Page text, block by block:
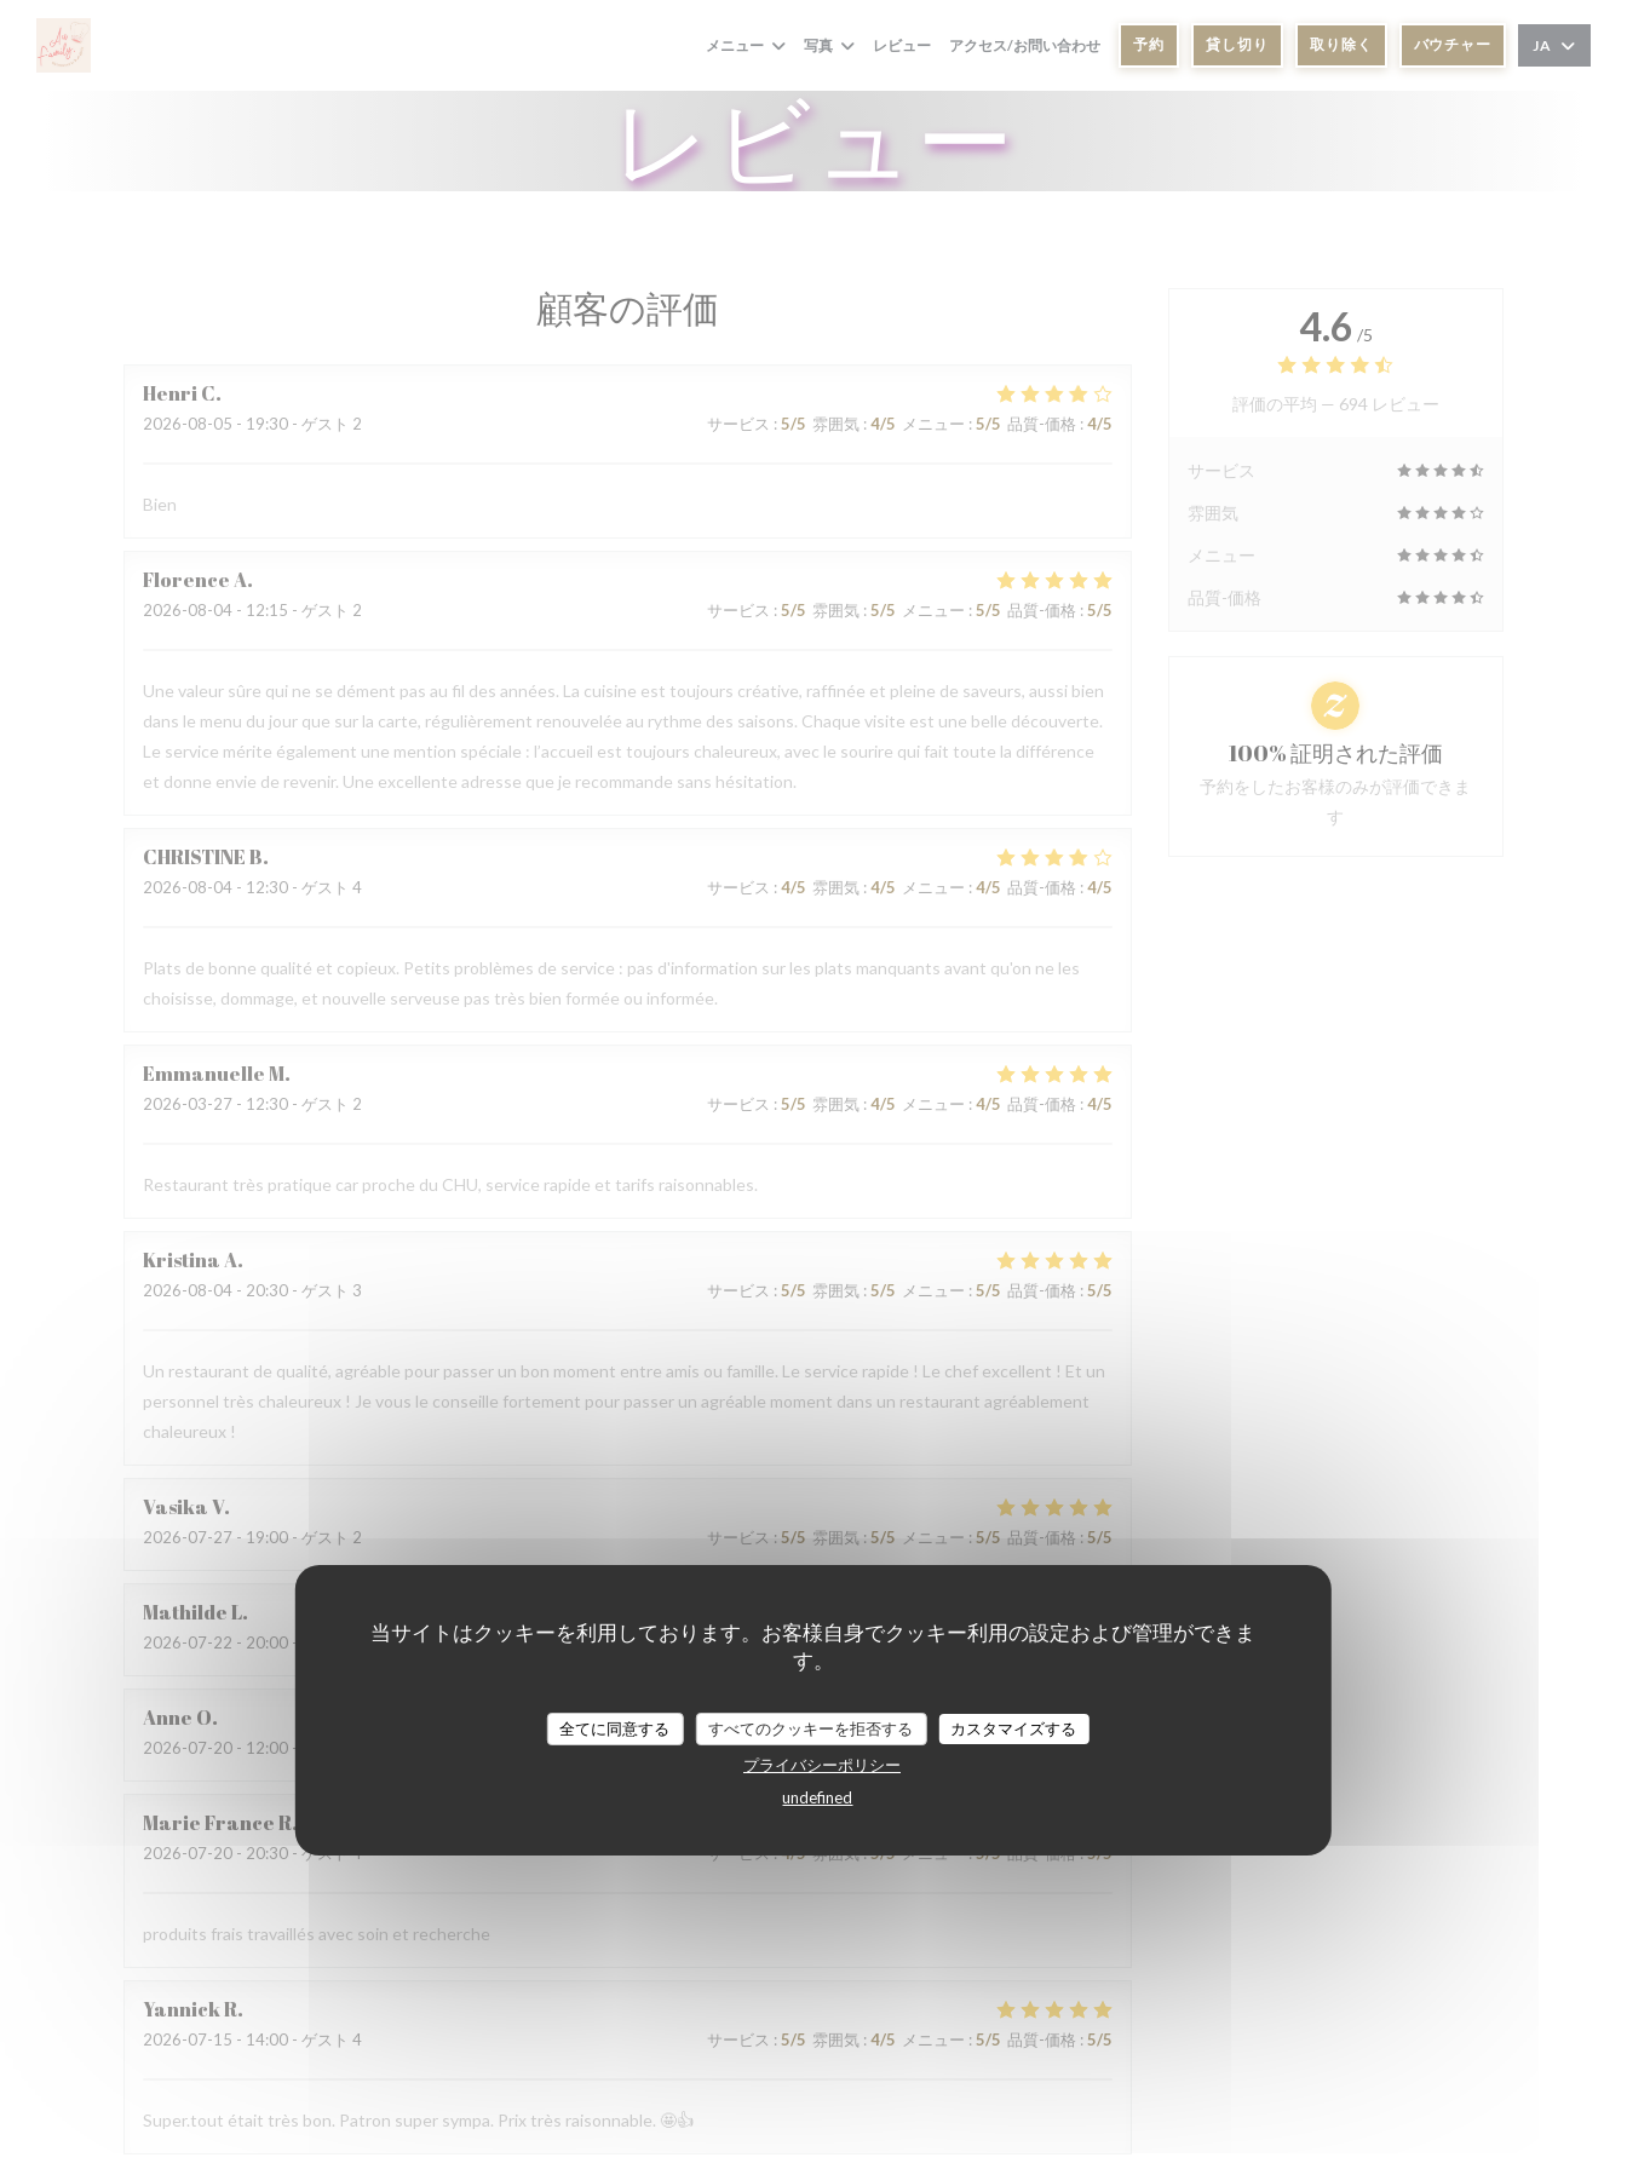
クッキー利用の管理について
当サイトはクッキーを利用しております。お客様自身でクッキー利用の設定および管理ができま
す。
全てに同意する すべてのクッキーを拒否する
カスタマイズする
プライバシーポリシー
undefined
メニュー 写真 レビュー アクセス/お問い合わせ 予約 貸し切り 取り除く バウチャー JA
レビュー
顧客の評価
HenriC
2026-08-05 - 19:30 - ゲスト 2 サービス : 5/5 雰囲気: 4/5 メニュー : 5/5 品質-価格 : 4/5
Bien
FlorenceA
2026-08-04 - 12:15 - ゲスト 2 サービス : 5/5 雰囲気: 5/5 メニュー : 5/5 品質-価格 : 5/5
Une valeur sûre qui ne se dément pas au fil des années. La cuisine est toujours créative, raffinée et pleine de saveurs, aussi bien
dans le menu du jour que sur la carte, régulièrement renouvelée au rythme des saisons. Chaque visite est une belle découverte.
Le service mérite également une mention spéciale : l’accueil est toujours chaleureux, avec le sourire qui fait toute la différence
et donne envie de revenir. Une excellente adresse que je recommande sans hésitation.
CHRISTINEB
2026-08-04 - 12:30 - ゲスト 4 サービス : 4/5 雰囲気: 4/5 メニュー : 4/5 品質-価格 : 4/5
Plats de bonne qualité et copieux. Petits problèmes de service : pas d'information sur les plats manquants avant qu'on ne les
choisisse, dommage, et nouvelle serveuse pas très bien formée ou informée.
EmmanuelleM
2026-03-27 - 12:30 - ゲスト 2 サービス : 5/5 雰囲気: 4/5 メニュー : 4/5 品質-価格 : 4/5
Restaurant très pratique car proche du CHU, service rapide et tarifs raisonnables.
KristinaA
2026-08-04 - 20:30 - ゲスト 3 サービス : 5/5 雰囲気: 5/5 メニュー : 5/5 品質-価格 : 5/5
Un restaurant de qualité, agréable pour passer un bon moment entre amis ou famille. Le service rapide ! Le chef excellent ! Et un
personnel très chaleureux ! Je vous le conseille fortement pour passer un agréable moment dans un restaurant agréablement
chaleureux !
VasikaV
2026-07-27 - 19:00 - ゲスト 2 サービス : 5/5 雰囲気: 5/5 メニュー : 5/5 品質-価格 : 5/5
MathildeL
2026-07-22 - 20:00 - ゲスト 4 サービス: 5/5 雰囲気: 4/5 メニュー : 4/5 品質-価格:5/5
Anne O
2026-07-20 - 12:00 - ゲスト 4 サービス:5/5 雰囲気:5/5 メニュー:5/5 品質-価格:5
Marie FranceR
2026-07-20 - 20:30 - ゲスト 4 サービス:4/5 雰囲気:5/5 メニュー:5/5 品質-価格:5/5
produits frais travaillés avec soin et recherche
YannickR
2026-07-15 - 14:00 - ゲスト 4 サービス : 5/5 雰囲気: 4/5 メニュー : 5/5 品質-価格 : 5/5
Super.tout était très bon. Patron super sympa. Prix très raisonnable. 🤩👍
4.6 /5
評価の平均 — 694 レビュー
サービス
雰囲気
メニュー
品質-価格
100% 証明された評価
予約をしたお客様のみが評価できま
す